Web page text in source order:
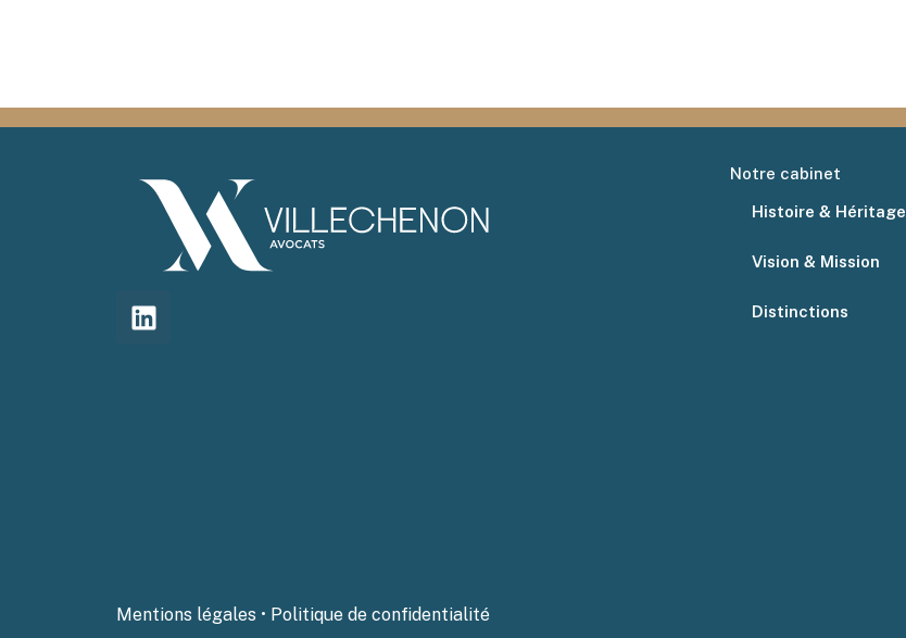
Notre cabinet
Histoire & Héritage
Vision & Mission
Distinctions
Mentions légales • Politique de confidentialité